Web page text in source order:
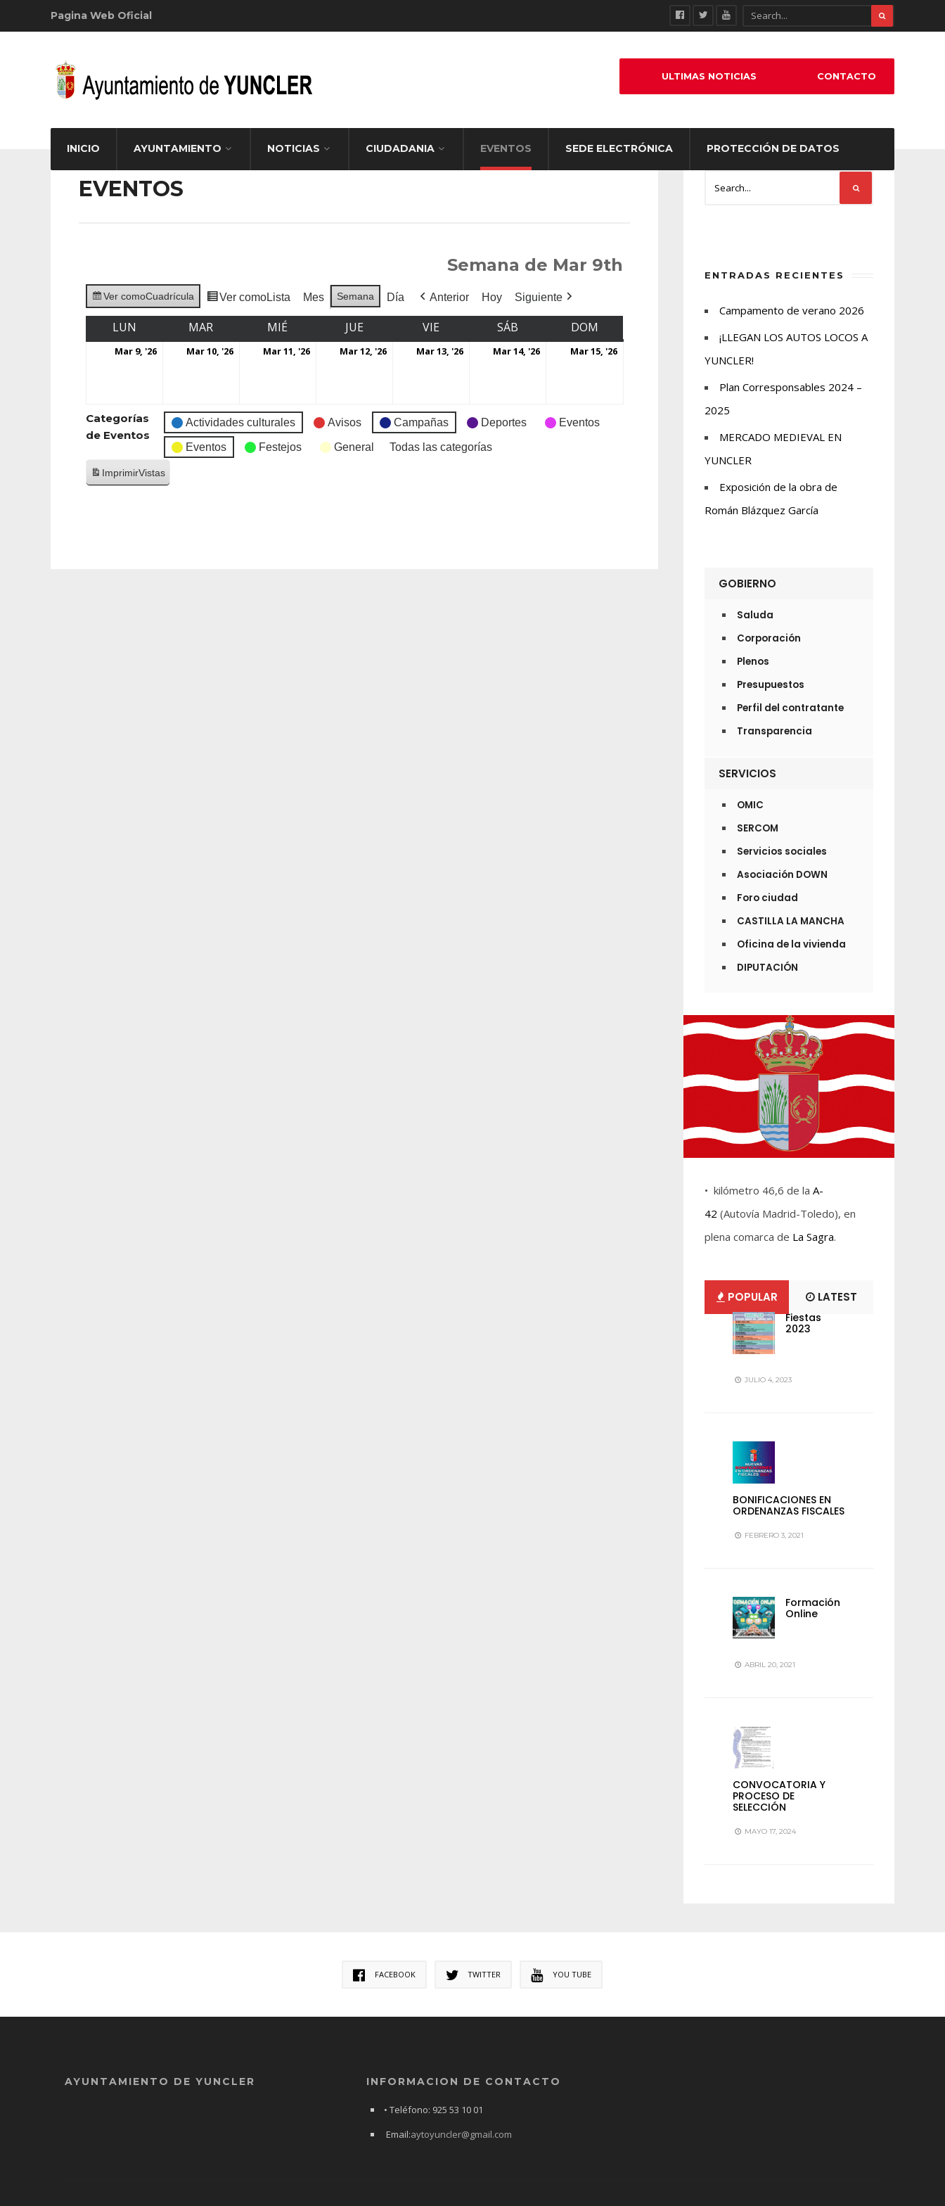
Pagina Web Oficial
INICIO AYUNTAMIENTO NOTICIAS CIUDADANIA EVENTOS SEDE ELECTRÓNICA PROTECCIÓN DE DATOS
ULTIMAS NOTICIAS CONTACTO
EVENTOS
Semana de Mar 9th
Ver comoCuadrícula Ver comoLista Mes Semana Día Anterior Hoy Siguiente
LUN MAR MIÉ JUE VIE SÁB DOM
Mar 9, '26 Mar 10, '26 Mar 11, '26 Mar 12, '26 Mar 13, '26 Mar 14, '26 Mar 15, '26
Categorías
de Eventos
Actividades culturales Avisos Campañas Deportes Eventos
Eventos Festejos General Todas las categorías
ImprimirVistas
ENTRADAS RECIENTES
Campamento de verano 2026
¡LLEGAN LOS AUTOS LOCOS A
YUNCLER!
Plan Corresponsables 2024 –
2025
MERCADO MEDIEVAL EN
YUNCLER
Exposición de la obra de
Román Blázquez García
GOBIERNO
Saluda
Corporación
Plenos
Presupuestos
Perfil del contratante
Transparencia
SERVICIOS
OMIC
SERCOM
Servicios sociales
Asociación DOWN
Foro ciudad
CASTILLA LA MANCHA
Oficina de la vivienda
DIPUTACIÓN
• kilómetro 46,6 de la A-
42 (Autovía Madrid-Toledo), en
plena comarca de La Sagra.
POPULAR LATEST
Fiestas
2023
JULIO 4, 2023
BONIFICACIONES EN
ORDENANZAS FISCALES
FEBRERO 3, 2021
Formación
Online
ABRIL 20, 2021
CONVOCATORIA Y
PROCESO DE
SELECCIÓN
MAYO 17, 2024
FACEBOOK TWITTER YOU TUBE
AYUNTAMIENTO DE YUNCLER INFORMACION DE CONTACTO
• Teléfono: 925 53 10 01
Email:aytoyuncler@gmail.com